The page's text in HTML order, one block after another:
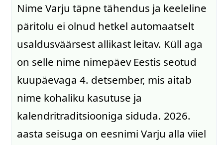
Nime Varju täpne tähendus ja keeleline
päritolu ei olnud hetkel automaatselt
usaldusväärsest allikast leitav. Küll aga
on selle nime nimepäev Eestis seotud
kuupäevaga 4. detsember, mis aitab
nime kohaliku kasutuse ja
kalendritraditsiooniga siduda. 2026.
aasta seisuga on eesnimi Varju alla viiel